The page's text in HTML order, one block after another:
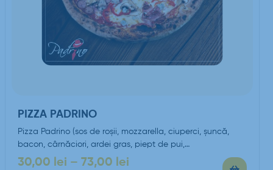
PIZZA PADRINO
Pizza Padrino (sos de roşii, mozzarella, ciuperci, şuncă,
bacon, cârnăciori, ardei gras, piept de pui,…
30,00 lei – 73,00 lei